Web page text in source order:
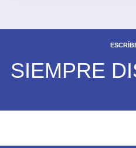
SIEMPRE